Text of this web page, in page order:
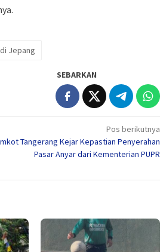
Jepang
SEBARKAN
Pos berikutnya
Tangerang Kejar Kepastian Penyerahan
Pasar Anyar dari Kementerian PUPR